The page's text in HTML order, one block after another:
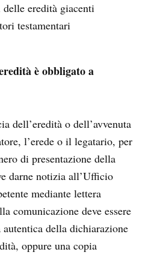
eredità giacenti
testamentari
è obbligato a
dell’eredità o dell’avvenuta
l’erede o il legatario, per
di presentazione della
darne notizia all’Ufficio
mediante lettera
comunicazione deve essere
della dichiarazione
oppure una copia